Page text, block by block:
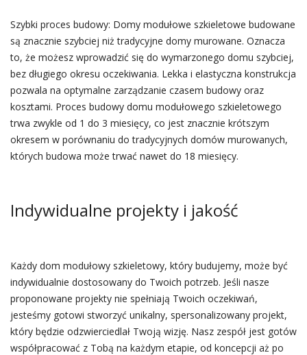
Szybki proces budowy: Domy modułowe szkieletowe budowane
są znacznie szybciej niż tradycyjne domy murowane. Oznacza
to, że możesz wprowadzić się do wymarzonego domu szybciej,
bez długiego okresu oczekiwania. Lekka i elastyczna konstrukcja
pozwala na optymalne zarządzanie czasem budowy oraz
kosztami. Proces budowy domu modułowego szkieletowego
trwa zwykle od 1 do 3 miesięcy, co jest znacznie krótszym
okresem w porównaniu do tradycyjnych domów murowanych,
których budowa może trwać nawet do 18 miesięcy.
Indywidualne projekty i jakość
Każdy dom modułowy szkieletowy, który budujemy, może być
indywidualnie dostosowany do Twoich potrzeb. Jeśli nasze
proponowane projekty nie spełniają Twoich oczekiwań,
jesteśmy gotowi stworzyć unikalny, spersonalizowany projekt,
który będzie odzwierciedlał Twoją wizję. Nasz zespół jest gotów
współpracować z Tobą na każdym etapie, od koncepcji aż po